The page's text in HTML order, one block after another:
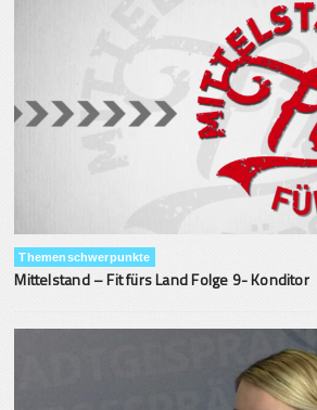
Themenschwerpunkte
Mittelstand – Fit fürs Land Folge 9- Konditor